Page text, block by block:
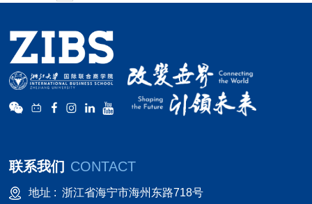
联系我们 CONTACT
地址 :浙江省海宁市海州东路718号